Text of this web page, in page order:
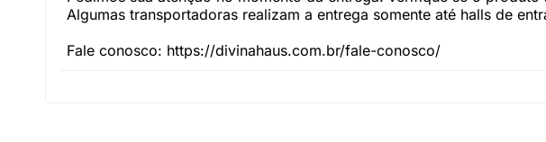
Algumas transportadoras realizam a entrega somente até halls de
Fale conosco: https://divinahaus.com.br/fale-conosco/